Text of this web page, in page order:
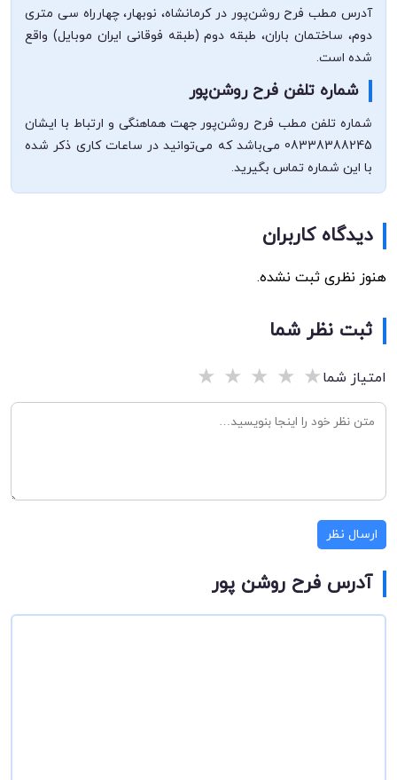
آدرس مطب فرح روشن‌پور در کرمانشاه، نوبهار، چهارراه سی متری
دوم، ساختمان باران، طبقه دوم (طبقه فوقانی ایران موبایل) واقع
شده است.
شماره تلفن فرح روشن‌پور
شماره تلفن مطب فرح روشن‌پور جهت هماهنگی و ارتباط با ایشان
08338388245 می‌باشد که می‌توانید در ساعات کاری ذکر شده
با این شماره تماس بگیرید.
دیدگاه کاربران
هنوز نظری ثبت نشده.
ثبت نظر شما
امتیاز شما★
★
★
★
★
ارسال نظر
آدرس فرح روشن پور